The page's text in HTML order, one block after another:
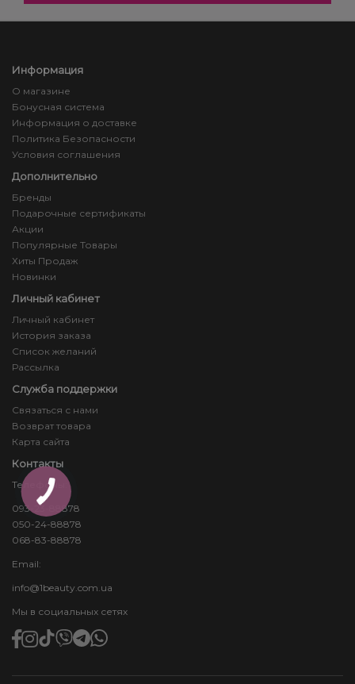
Информация
О магазине
Бонусная система
Информация о доставке
Политика Безопасности
Условия соглашения
Дополнительно
Бренды
Подарочные сертификаты
Акции
Популярные Товары
Хиты Продаж
Новинки
Личный кабинет
Личный кабинет
История заказа
Список желаний
Рассылка
Служба поддержки
Связаться с нами
Возврат товара
Карта сайта
Контакты
Телефоны:
093-23-88878
050-24-88878
068-83-88878
Email:
info@1beauty.com.ua
Мы в социальных сетях